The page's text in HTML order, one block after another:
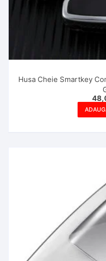
Husa Cheie Smartkey